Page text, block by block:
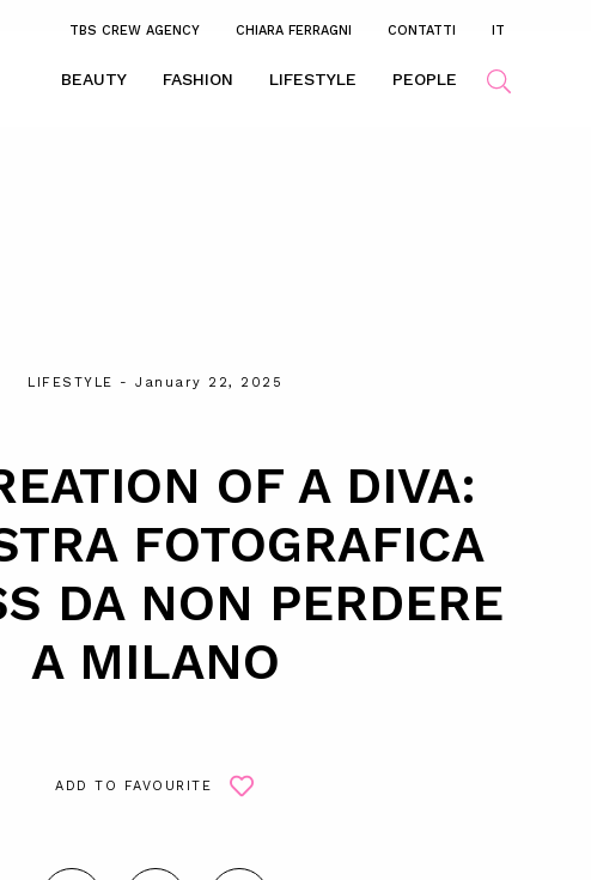
TBS CREW AGENCY CHIARA FERRAGNI CONTATTI IT
BEAUTY FASHION LIFESTYLE PEOPLE
LIFESTYLE - January 22, 2025
OF A DIVA:
FOTOGRAFICA
DA NON PERDERE
A MILANO
ADD TO FAVOURITE